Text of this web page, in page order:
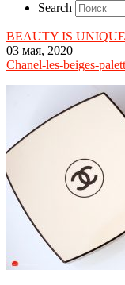
Search
BEAUTY IS UNIQUE
03 мая, 2020
Chanel-les-beiges-